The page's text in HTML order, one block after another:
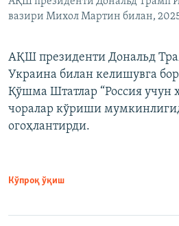
вазири Михол Мартин билан,
АҚШ президенти Дональд
Украина билан келишувга
Қўшма Штатлар “Россия учун
чоралар кўриши
огоҳлантирди.
Кўпроқ ўқиш